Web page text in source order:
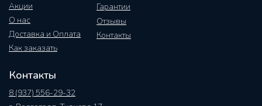
Акции
О нас
Как заказать
Гарантии
Отзывы
Контакты
Доставка и Оплата
Контакты
8 (937) 556-29-32